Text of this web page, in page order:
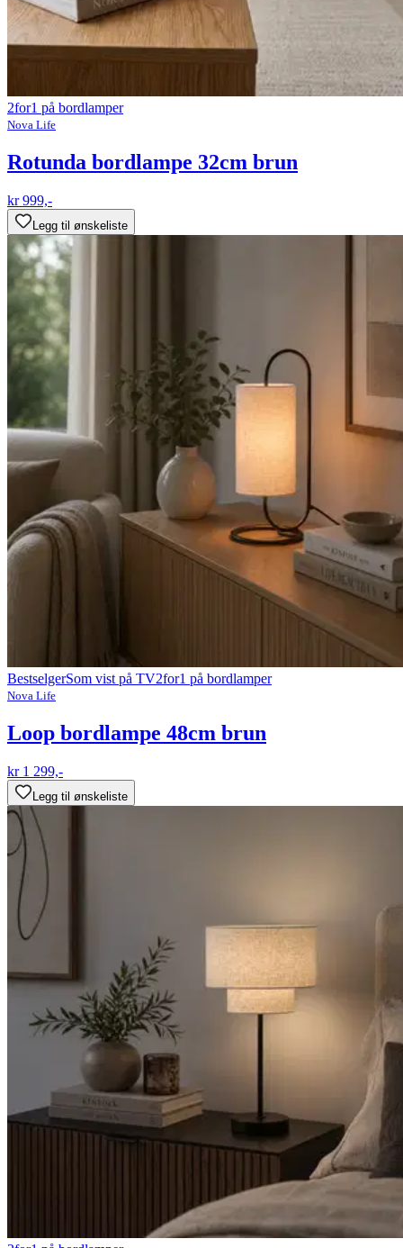
2for1 på bordlamper
Nova Life
Rotunda bordlampe 32cm brun
kr 999,-
Legg til ønskeliste
BestselgerSom vist på TV2for1 på bordlamper
Nova Life
Loop bordlampe 48cm brun
kr 1 299,-
Legg til ønskeliste